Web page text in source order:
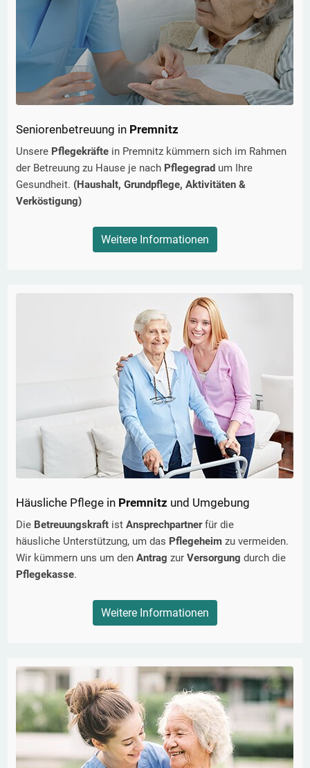
Seniorenbetreuung in Premnitz
Unsere Pflegekräfte in Premnitz kümmern sich im Rahmen
der Betreuung zu Hause je nach Pflegegrad um Ihre
Gesundheit. (Haushalt, Grundpflege, Aktivitäten &
Verköstigung)
Weitere Informationen
Häusliche Pflege in Premnitz und Umgebung
Die Betreuungskraft ist Ansprechpartnerfür die
häusliche Unterstützung, um das Pflegeheim zu vermeiden.
Wir kümmern uns um den Antrag zur Versorgung durch die
Pflegekasse.
Weitere Informationen